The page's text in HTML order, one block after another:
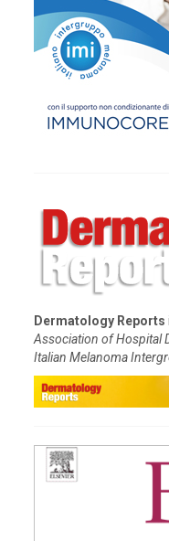
Dermatology Reports
Association of Hospital
Italian Melanoma